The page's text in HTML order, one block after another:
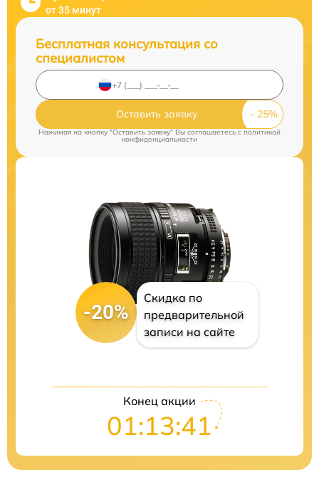
от 35 минут
Бесплатная консультация со
специалистом
Оставить заявку
Нажимая на кнопку "Оставить заявку" Вы соглашаетесь cполитикой
конфиденциальности
-20%
Скидка по
предварительной
записи на сайте
Конец акции
01:13:41